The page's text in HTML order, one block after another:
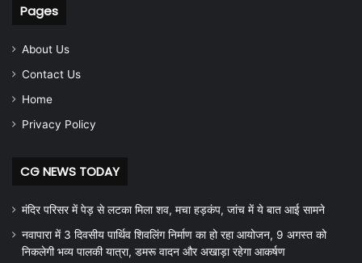
Pages
About Us
Contact Us
Home
Privacy Policy
CG NEWS TODAY
मंदिर परिसर में पेड़ से लटका मिला शव, मचा हड़कंप, जांच में ये बात आई सामने
नवापारा में 3 दिवसीय पार्थिव शिवलिंग निर्माण का हो रहा आयोजन, 9 अगस्त को
निकलेगी भव्य पालकी यात्रा, डमरू वादन और अखाड़ा रहेगा आकर्षण